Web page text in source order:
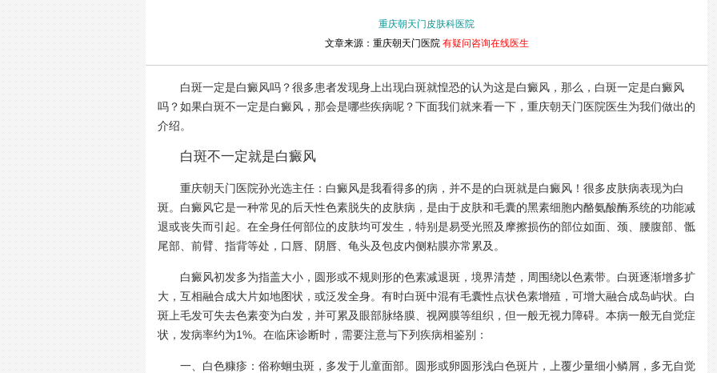
重庆朝天门皮肤科医院
文章来源：重庆朝天门医院 有疑问咨询在线医生
白斑一定是白癜风吗？很多患者发现身上出现白斑就惶恐的认为这是白癜风，那么，白斑一定是白癜风
吗？如果白斑不一定是白癜风，那会是哪些疾病呢？下面我们就来看一下，重庆朝天门医院医生为我们做出的
介绍。
白斑不一定就是白癜风
重庆朝天门医院孙光选主任：白癜风是我看得多的病，并不是的白斑就是白癜风！很多皮肤病表现为白
斑。白癜风它是一种常见的后天性色素脱失的皮肤病，是由于皮肤和毛囊的黑素细胞内酪氨酸酶系统的功能减
退或丧失而引起。在全身任何部位的皮肤均可发生，特别是易受光照及摩擦损伤的部位如面、颈、腰腹部、骶
尾部、前臂、指背等处，口唇、阴唇、龟头及包皮内侧粘膜亦常累及。
白癜风初发多为指盖大小，圆形或不规则形的色素减退斑，境界清楚，周围绕以色素带。白斑逐渐增多扩
大，互相融合成大片如地图状，或泛发全身。有时白斑中混有毛囊性点状色素增殖，可增大融合成岛屿状。白
斑上毛发可失去色素变为白发，并可累及眼部脉络膜、视网膜等组织，但一般无视力障碍。本病一般无自觉症
状，发病率约为1%。在临床诊断时，需要注意与下列疾病相鉴别：
一、白色糠疹：俗称蛔虫斑，多发于儿童面部。圆形或卵圆形浅白色斑片，上覆少量细小鳞屑，多无自觉